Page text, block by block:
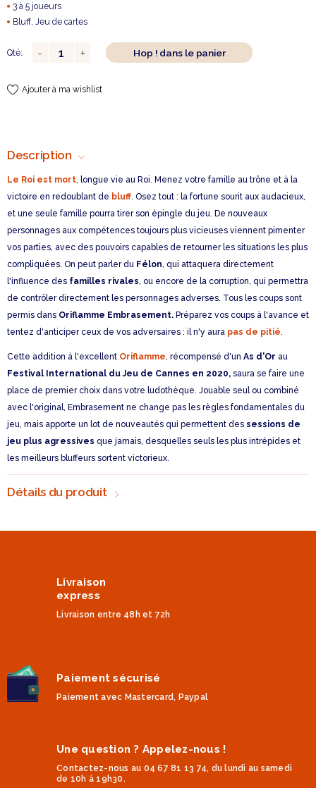
3 à 5 joueurs
Bluff, Jeu de cartes
Qté: Hop ! dans le panier
Ajouter à ma wishlist
Description
Le Roi est mort, longue vie au Roi. Menez votre famille au trône et à la
victoire en redoublant de bluff. Osez tout : la fortune sourit aux audacieux,
et une seule famille pourra tirer son épingle du jeu. De nouveaux
personnages aux compétences toujours plus vicieuses viennent pimenter
vos parties, avec des pouvoirs capables de retourner les situations les plus
compliquées. On peut parler du Félon, qui attaquera directement
l'influence des familles rivales, ou encore de la corruption, qui permettra
de contrôler directement les personnages adverses. Tous les coups sont
permis dans Oriflamme Embrasement. Préparez vos coups à l'avance et
tentez d'anticiper ceux de vos adversaires : il n'y aura pas de pitié.
Cette addition à l'excellent Oriflamme, récompensé d'un As d'Or au
Festival International du Jeu de Cannes en 2020, saura se faire une
place de premier choix dans votre ludothèque. Jouable seul ou combiné
avec l'original, Embrasement ne change pas les règles fondamentales du
jeu, mais apporte un lot de nouveautés qui permettent des sessions de
jeu plus agressives que jamais, desquelles seuls les plus intrépides et
les meilleurs bluffeurs sortent victorieux.
Détails du produit
Livraison
express
Livraison entre 48h et 72h
Paiement sécurisé
Paiement avec Mastercard, Paypal
Une question ? Appelez-nous !
Contactez-nous au 04 67 81 13 74, du lundi au samedi
de 10h à 19h30.